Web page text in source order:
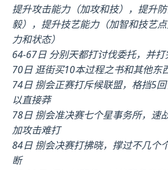
提升攻击能力（加攻和技），提升
毅），提升技艺能力（加智和技艺
力和状态）
64-67日 分别天都打讨伐委托，并打
70日 逛街买10本过程之书和其他东
74日 捌会正赛打斥候联盟，格挡5
以直接莽
78日 捌会准决赛七个星事务所，速
加攻击难打
84日 捌会决赛打拂晓，撑过不几个
断